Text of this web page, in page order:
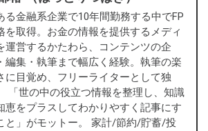
る金融系企業で10年間勤務する中でFP
を取得。お金の情報を提供するメディ
運営するかたわら、コンテンツの企
編集・執筆まで幅広く経験。執筆の楽
に目覚め、フリーライターとして独
「世の中の役立つ情報を整理し、知識
恵をプラスしてわかりやすく記事にす
と」がモットー。 家計/節約/貯蓄/投